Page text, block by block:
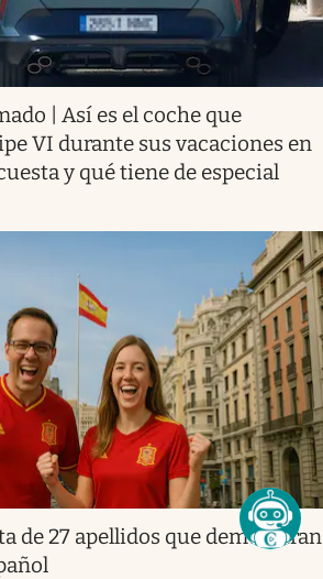
| Así es el coche que
VI durante sus vacaciones en
y qué tiene de especial
de 27 apellidos que demuestran